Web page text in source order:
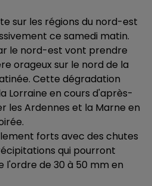
sur les régions du nord-est
ce samedi matin.
le nord-est vont prendre
orageux sur le nord de la
Cette dégradation
Lorraine en cours d'après-
les Ardennes et la Marne en
forts avec des chutes
qui pourront
l'ordre de 30 à 50 mm en